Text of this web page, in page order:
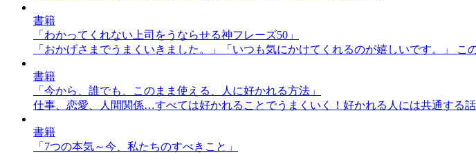
書籍
「わかってくれない上司をうならせる神フレーズ50」
「おかげさまでうまくいきました。」「いつも気にかけてくれるのが嬉しいです。」 こ
書籍
「今から、誰でも、このまま使える、人に好かれる方法」
仕事、恋愛、人間関係…すべては好かれることでうまくいく！好かれる人には共通する話
書籍
「7つの本気～今、私たちのすべきこと」